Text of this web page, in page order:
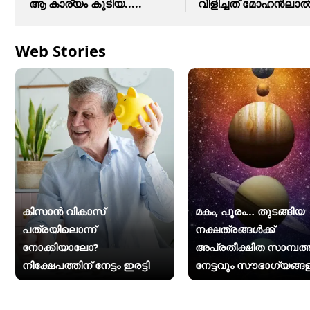
ആ കാര്യം കൂടിയ..... വിളിച്ചത്
Web Stories
കിസാന്‍ വികാസ്
പത്രയിലൊന്ന്
നോക്കിയാലോ?
നിക്ഷേപത്തിന് നേട്ടം ഇരട്ടി
മകം, പൂരം… തുടങ്ങിയ
നക്ഷത്രങ്ങൾക്ക്
അപ്രതീക്ഷിത
നേട്ടവും